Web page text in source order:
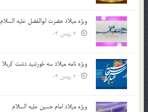
ویژه میلاد حضرت ابوالفضل علیه السلام
ویژه نامه میلاد سه خورشید دشت کربلا
ویژه میلاد امام حسین علیه السلام